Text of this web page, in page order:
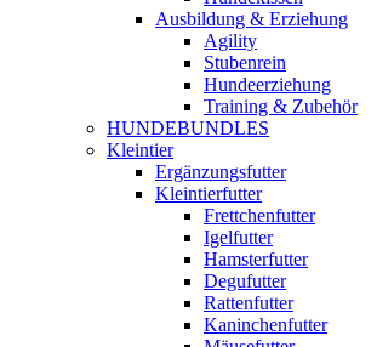
Ausbildung & Erziehung
Agility
Stubenrein
Hundeerziehung
Training & Zubehör
HUNDEBUNDLES
Kleintier
Ergänzungsfutter
Kleintierfutter
Frettchenfutter
Igelfutter
Hamsterfutter
Degufutter
Rattenfutter
Kaninchenfutter